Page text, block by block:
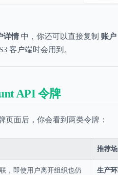
详情 中，你还可以直接复制 账
客户端时会用到。
API 令牌
页面后，你会看到两类令牌：
推荐
，即使用户离开组织也仍
生产